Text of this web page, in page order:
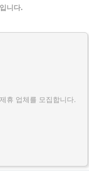
니다.
제휴 업체를 모집합니다.